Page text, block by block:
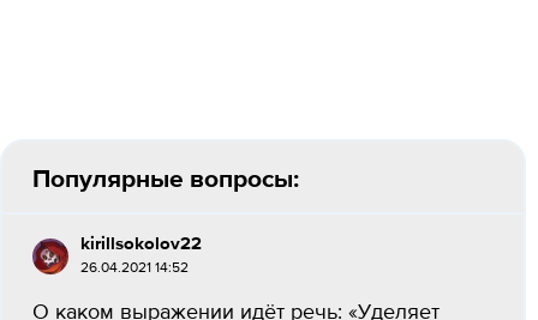
Популярные вопросы:
kirillsokolov22
26.04.2021 14:52
О каком выражении идёт речь: «Уделяет